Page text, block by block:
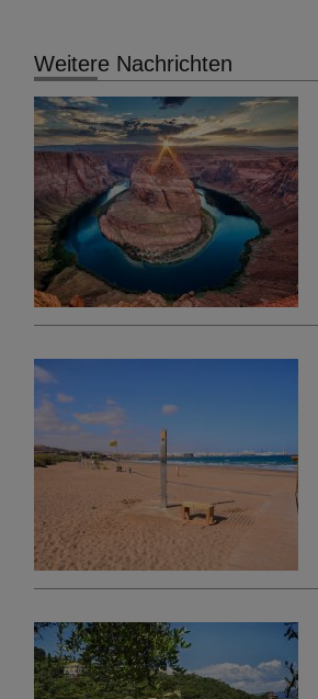
Weitere Nachrichten